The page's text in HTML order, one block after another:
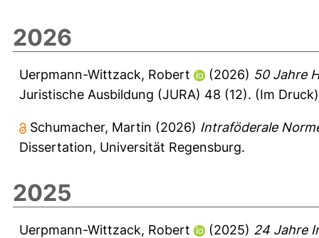
2026
Uerpmann-Wittzack, Robert (2026) 50 Jahre
Juristische Ausbildung (JURA) 48 (12). (Im
Schumacher, Martin (2026) Intraföderale
Dissertation, Universität Regensburg.
2025
Uerpmann-Wittzack, Robert (2025) 24 Jahre